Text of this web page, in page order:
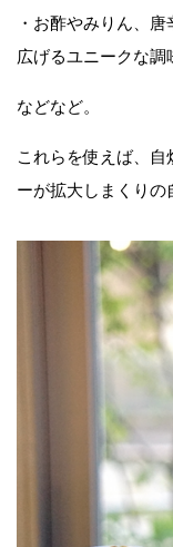
・お酢やみりん、
広げるユニークな調
などなど。
これらを使えば、自
ーが拡大しまくり